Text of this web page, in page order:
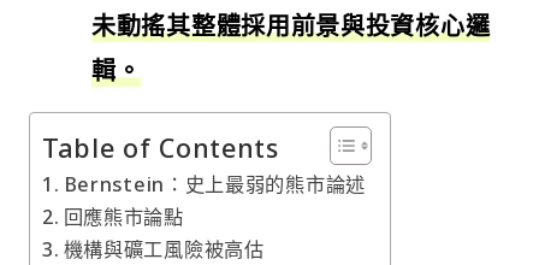
未動搖其整體採用前景與投資核心邏
輯。
Table of Contents
Bernstein：史上最弱的熊市論述
回應熊市論點
機構與礦工風險被高估